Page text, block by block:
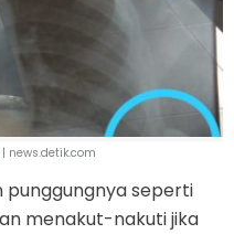
news.detik.com
seperti
menakut-nakuti jika